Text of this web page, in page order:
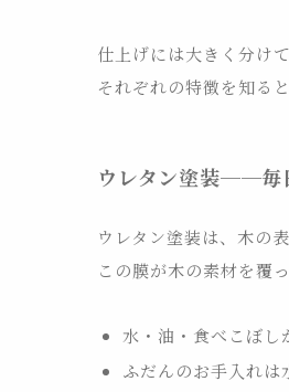
仕上げには大きく分け
それぞれの特徴を知る
ウレタン塗装──毎
ウレタン塗装は、木の
この膜が木の素材を覆
水・油・食べこぼし
ふだんのお手入れは